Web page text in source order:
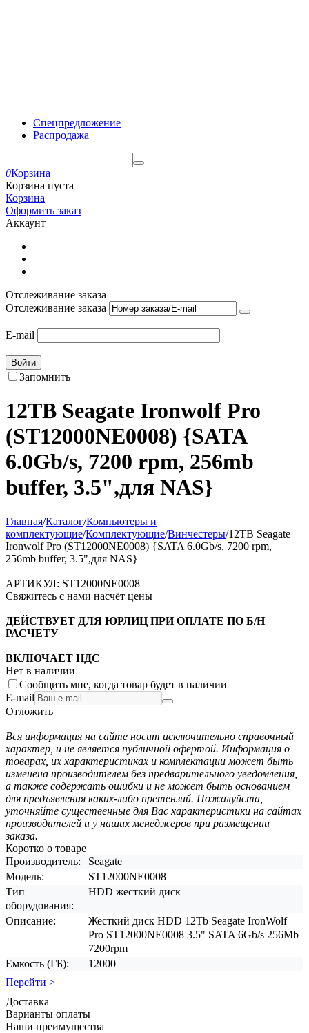
Спецпредложение
Распродажа
0Корзина
Корзина пуста
Корзина
Оформить заказ
Аккаунт
Отслеживание заказа
Отслеживание заказа
E-mail
Войти
Запомнить
12TB Seagate Ironwolf Pro
(ST12000NE0008) {SATA
6.0Gb/s, 7200 rpm, 256mb
buffer, 3.5",для NAS}
Главная/Каталог/Компьютеры и
комплектующие/Комплектующие/Винчестеры/12TB Seagate
Ironwolf Pro (ST12000NE0008) {SATA 6.0Gb/s, 7200 rpm,
256mb buffer, 3.5",для NAS}
АРТИКУЛ: ST12000NE0008
Свяжитесь с нами насчёт цены
ДЕЙСТВУЕТ ДЛЯ ЮРЛИЦ ПРИ ОПЛАТЕ ПО Б/Н
РАСЧЕТУ
ВКЛЮЧАЕТ НДС
Нет в наличии
Сообщить мне, когда товар будет в наличии
E-mail
Отложить
Вся информация на сайте носит исключительно справочный
характер, и не является публичной офертой. Информация о
товарах, их характеристиках и комплектации может быть
изменена производителем без предварительного уведомления,
а также содержать ошибки и не может быть основанием
для предъявления каких-либо претензий. Пожалуйста,
уточняйте существенные для Вас характеристики на сайтах
производителей и у наших менеджеров при размещении
заказа.
Коротко о товаре
Производитель:
Seagate
Модель:
ST12000NE0008
Тип
оборудования:
HDD жесткий диск
Описание:
Жесткий диск HDD 12Tb Seagate IronWolf
Pro ST12000NE0008 3.5" SATA 6Gb/s 256Mb
7200rpm
Емкость (ГБ):
12000
Перейти >
Доставка
Варианты оплаты
Наши преимущества